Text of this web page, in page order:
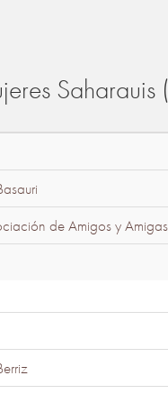
de Amigos y